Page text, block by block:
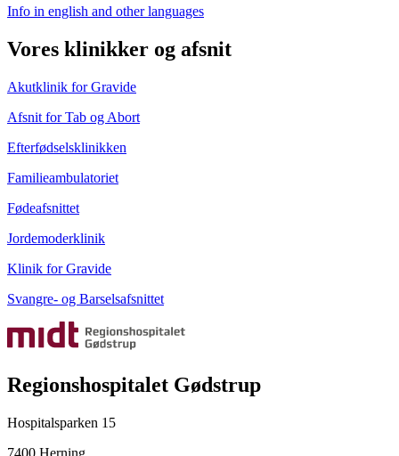
Info in english and other languages
Vores klinikker og afsnit
Akutklinik for Gravide
Afsnit for Tab og Abort
Efterfødselsklinikken
Familieambulatoriet
Fødeafsnittet
Jordemoderklinik
Klinik for Gravide
Svangre- og Barselsafsnittet
Regionshospitalet Gødstrup
Hospitalsparken 15